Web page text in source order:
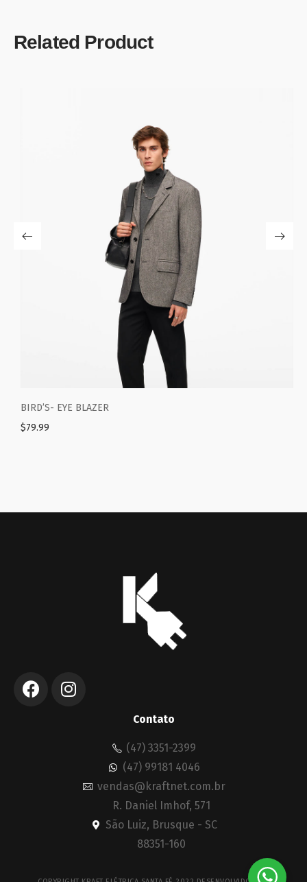
Related Product
EYE BLAZER
Contato
(47) 3351-2399
(47) 99181 4046
vendas@kraftnet.com.br
R. Daniel Imhof, 571
São Luiz, Brusque - SC
88351-160